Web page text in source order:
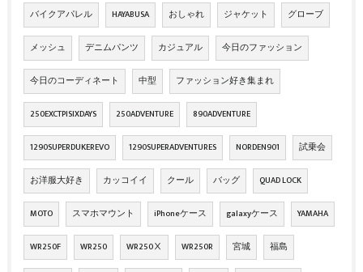
バイクアパレル HAYABUSA おしゃれ ジャケット グローブ
メッシュ デニムパンツ カジュアル 今日のファッション
今日のコーディネート 中型 ファッション好き集まれ
250EXCTPISIXDAYS 250ADVENTURE 890ADVENTURE
1290SUPERDUKEREVO 1290SUPERADVENTURES NORDEN901 試乗会
お洋服大好き カッコイイ クール バッグ QUAD LOCK
MOTO スマホマウント iPhoneケース galaxyケース YAMAHA
WR250F WR250 WR250Ⅹ WR250R 宮城 福島